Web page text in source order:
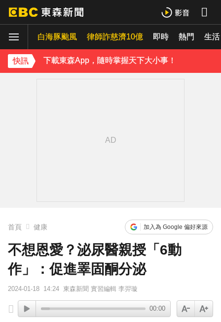
白海豚颱風 律師詐慈濟10億 即時 熱門 生活
快訊
下載東森App，隨時掌握天下大小事！
首頁 健康 加入為 Google 偏好來源
不想恩愛？泌尿醫親授「6動
作」：促進睪固酮分泌
2024-01-18 14:24 東森新聞 實習編輯 李羿璇
00:00